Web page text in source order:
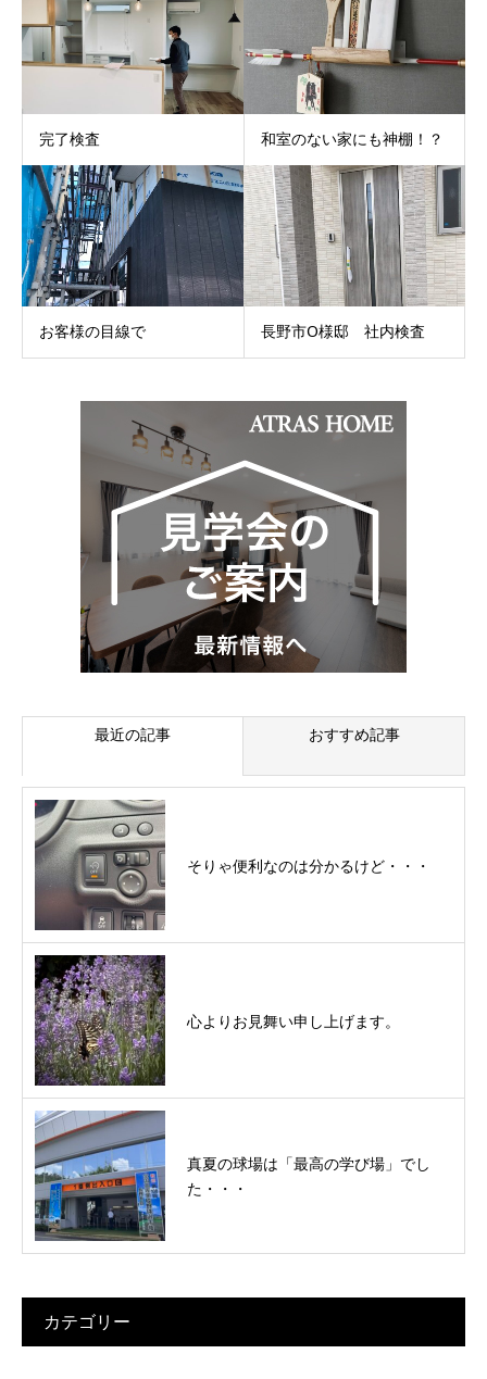
完了検査 和室のない家にも神棚！？
お客様の目線で 長野市O様邸 社内検査
最近の記事 おすすめ記事
そりゃ便利なのは分かるけど・・・
心よりお見舞い申し上げます。
真夏の球場は「最高の学び場」でし
た・・・
カテゴリー